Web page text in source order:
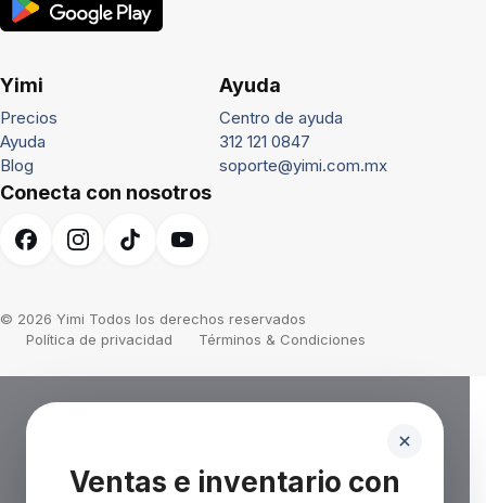
Yimi
Precios
Ayuda
Blog
Ayuda
Centro de ayuda
312 121 0847
soporte@yimi.com.mx
Conecta con nosotros
© 2026 Yimi Todos los derechos reservados
Política de privacidad
Términos & Condiciones
Ventas e inventario con